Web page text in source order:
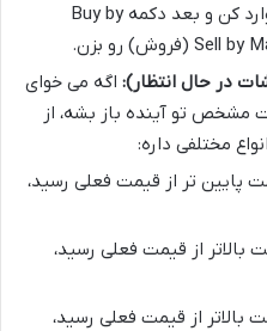
قسمت Volume (لات) وارد کن و بعد دکمه Buy by
اگه می خوای
مشخص تو آینده باز بشه، از
مختلفی داره:
پایین تر از قیمت فعلی رسید،
بالاتر از قیمت فعلی رسید،
بالاتر از قیمت فعلی رسید،